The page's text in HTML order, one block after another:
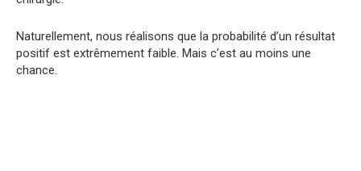
Naturellement, nous réalisons que la probabilité d’un résultat
positif est extrêmement faible. Mais c’est au moins une
chance.